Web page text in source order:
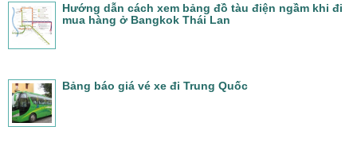
Hướng dẫn cách xem bảng đồ tàu điện ngầm khi đi
mua hàng ở Bangkok Thái Lan
Bảng báo giá vé xe đi Trung Quốc